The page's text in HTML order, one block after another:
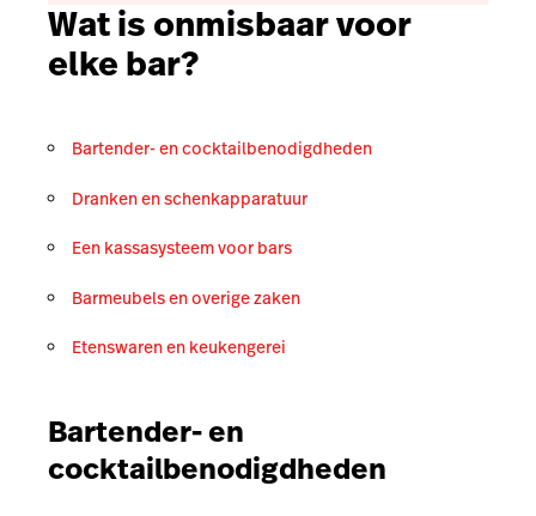
Wat is onmisbaar voor
elke bar?
Bartender- en cocktailbenodigdheden
Dranken en schenkapparatuur
Een kassasysteem voor bars
Barmeubelsen overige zaken
Etenswaren en keukengerei
Bartender- en
cocktailbenodigdheden